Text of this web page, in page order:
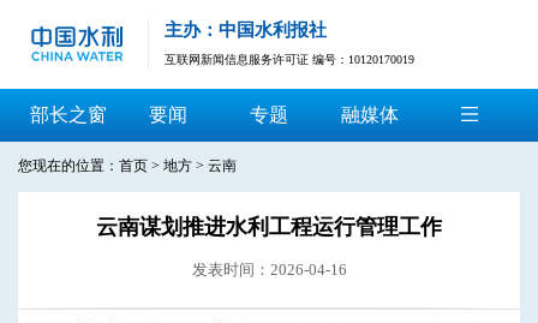
主办：中国水利报社
互联网新闻信息服务许可证 编号：10120170019
部长之窗 要闻 专题 融媒体
您现在的位置： 首页 > 地方 > 云南
云南谋划推进水利工程运行管理工作
发表时间：2026-04-16